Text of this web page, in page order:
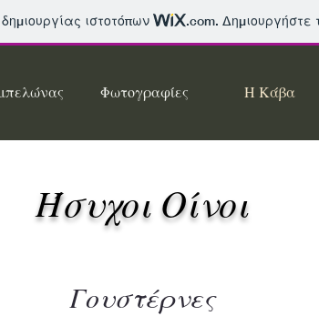
ιστοτόπων .com. Δημιουργήστε
Φωτογραφίες Η Κάβα
Ήσυχοι Οίνοι
Γουστέρνες